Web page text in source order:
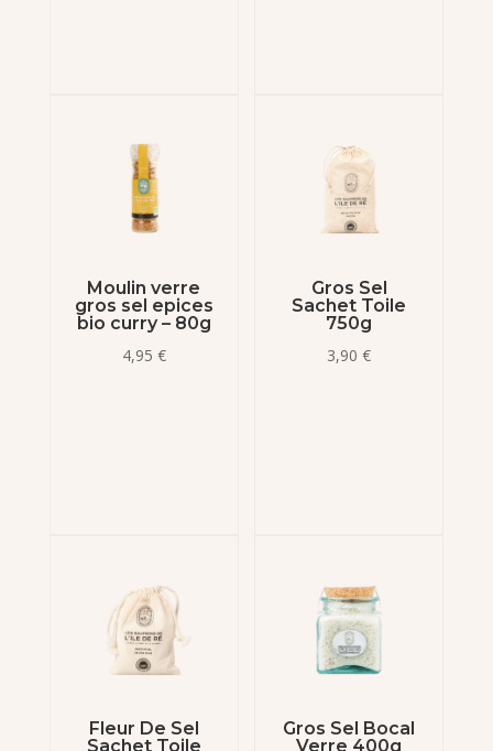
Moulin verre
gros sel epices
bio curry – 80g
4,95 €
Gros Sel
Sachet Toile
750g
3,90€
Fleur De Sel
Sachet Toile
Gros Sel Bocal
Verre 400g